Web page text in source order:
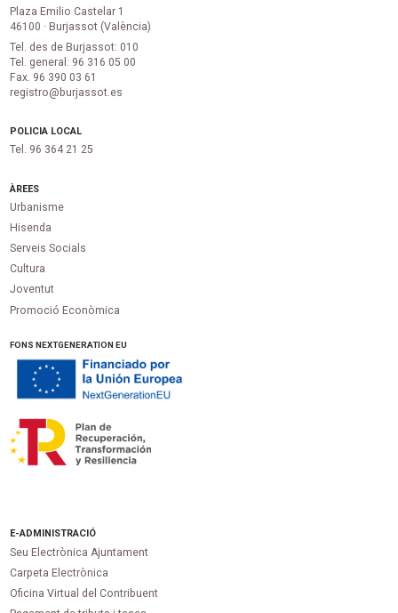
Plaza Emilio Castelar 1
46100 · Burjassot (València)
Tel. des de Burjassot: 010
Tel. general: 96 316 05 00
Fax. 96 390 03 61
registro@burjassot.es
POLICIA LOCAL
Tel. 96 364 21 25
ÀREES
Urbanisme
Hisenda
Serveis Socials
Cultura
Joventut
Promoció Econòmica
FONS NEXTGENERATION EU
E-ADMINISTRACIÓ
Seu Electrònica Ajuntament
Carpeta Electrònica
Oficina Virtual del Contribuent